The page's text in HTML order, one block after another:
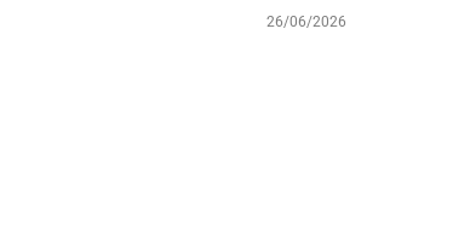
26/06/2026